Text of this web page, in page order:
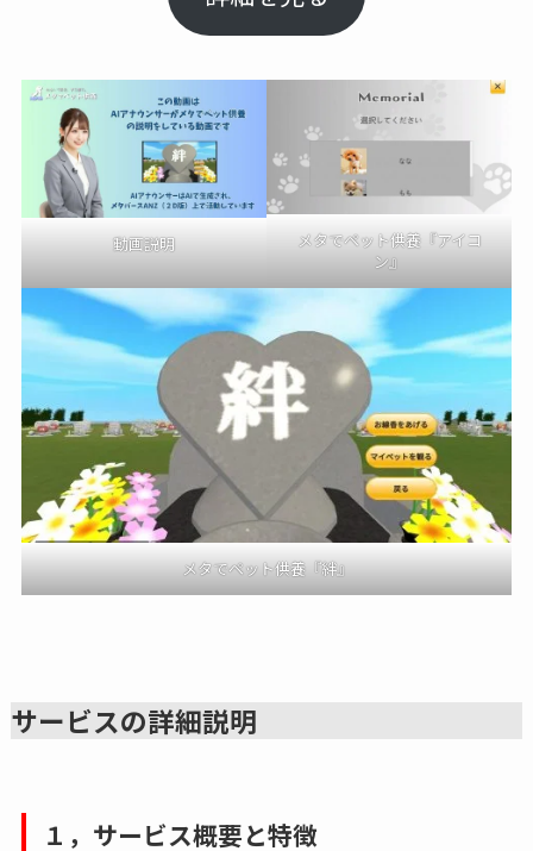
動画説明
メタでペット供養『アイコ
ン』
メタでペット供養『絆』
サービスの詳細説明
１，サービス概要と特徴